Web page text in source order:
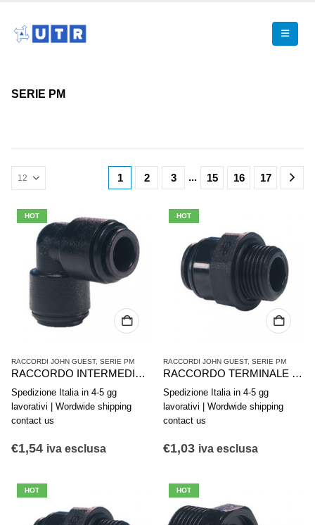
SERIE PM
HOT
RACCORDI JOHN GUEST, SERIE PM
RACCORDO INTERMEDIO A GOMITO JG-PM0306E d.6mm
Spedizione Italia in 4-5 gg
lavorativi | Wordwide shipping
contact us
€1,54 iva esclusa
HOT
RACCORDI JOHN GUEST, SERIE PM
RACCORDO TERMINALE DIRITTO JG-PM010601E 6X 1/8″
Spedizione Italia in 4-5 gg
lavorativi | Wordwide shipping
contact us
€1,03 iva esclusa
HOT HOT
1 2 3 ... 15 16 17